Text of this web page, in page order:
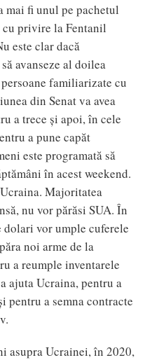
mai fi unul pe pachetul
privire la Fentanil
este clar dacă
avanseze al doilea
familiarizate cu
din Senat va avea
a trece și apoi, în cele
a pune capăt
este programată să
în acest weekend.
Majoritatea
nu vor părăsi SUA. În
vor umple cuferele
noi arme de la
a reumple inventarele
ajuta Ucraina, pentru a
a semna contracte
asupra Ucrainei, în 2020,